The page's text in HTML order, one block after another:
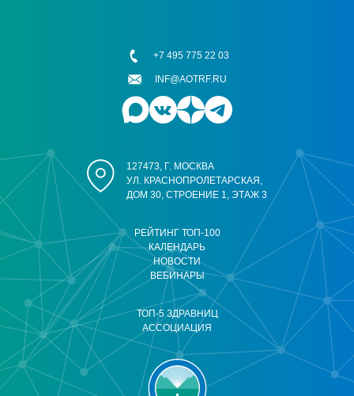
РЕЙТИНГ ТОП-100
КАЛЕНДАРЬ
НОВОСТИ
ВЕБИНАРЫ
ТОП-5 ЗДРАВНИЦ
АССОЦИАЦИЯ
127473, Г. МОСКВА
УЛ. КРАСНОПРОЛЕТАРСКАЯ,
ДОМ 30, СТРОЕНИЕ 1, ЭТАЖ 3
+7 495 775 22 03
INF@AOTRF.RU